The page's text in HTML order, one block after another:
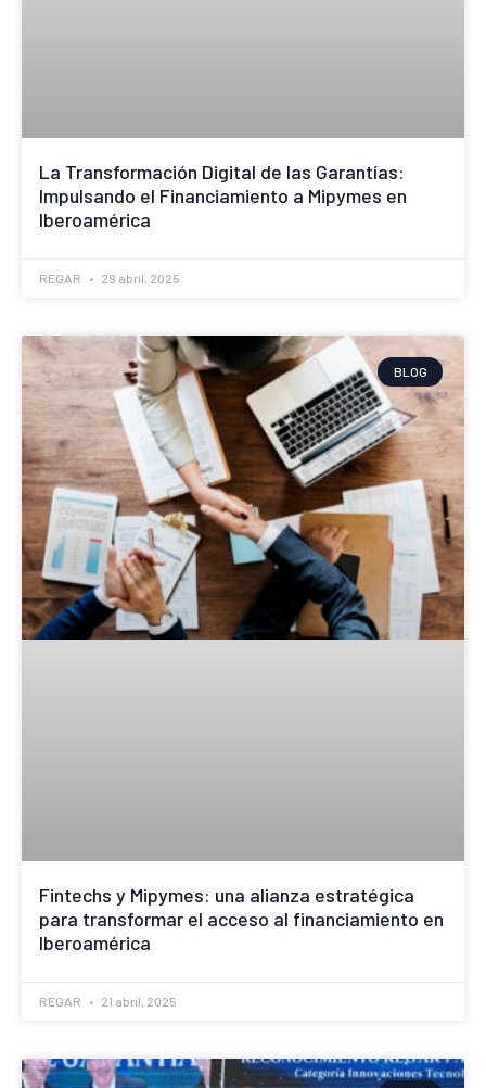
La Transformación Digital de las Garantías:
Impulsando el Financiamiento a Mipymes en
Iberoamérica
REGAR 29 abril, 2025
BLOG
Fintechs y Mipymes: una alianza estratégica
para transformar el acceso al financiamiento en
Iberoamérica
REGAR 21 abril, 2025